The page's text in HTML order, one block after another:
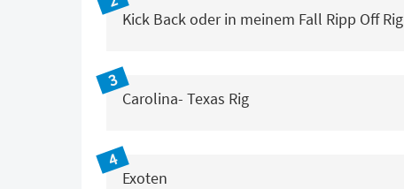
Kick Back oder in meinem Fall Ripp Off Rig
Carolina- Texas Rig
Exoten